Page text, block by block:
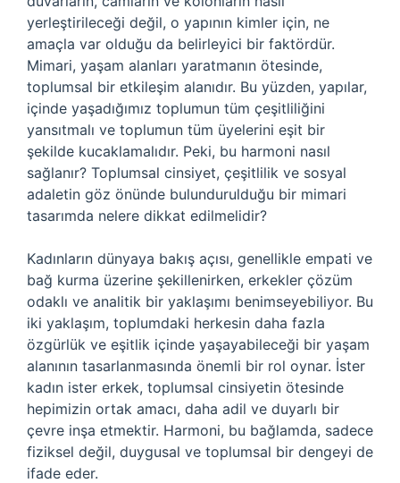
yerleştirileceği değil, o yapının kimler için, ne
amaçla var olduğu da belirleyici bir faktördür.
Mimari, yaşam alanları yaratmanın ötesinde,
toplumsal bir etkileşim alanıdır. Bu yüzden, yapılar,
içinde yaşadığımız toplumun tüm çeşitliliğini
yansıtmalı ve toplumun tüm üyelerini eşit bir
şekilde kucaklamalıdır. Peki, bu harmoni nasıl
sağlanır? Toplumsal cinsiyet, çeşitlilik ve sosyal
adaletin göz önünde bulundurulduğu bir mimari
tasarımda nelere dikkat edilmelidir?
Kadınların dünyaya bakış açısı, genellikle empati ve
bağ kurma üzerine şekillenirken, erkekler çözüm
odaklı ve analitik bir yaklaşımı benimseyebiliyor. Bu
iki yaklaşım, toplumdaki herkesin daha fazla
özgürlük ve eşitlik içinde yaşayabileceği bir yaşam
alanının tasarlanmasında önemli bir rol oynar. İster
kadın ister erkek, toplumsal cinsiyetin ötesinde
hepimizin ortak amacı, daha adil ve duyarlı bir
çevre inşa etmektir. Harmoni, bu bağlamda, sadece
fiziksel değil, duygusal ve toplumsal bir dengeyi de
ifade eder.